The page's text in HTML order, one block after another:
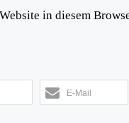
in diesem
E-Mail